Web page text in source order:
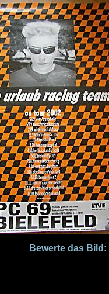
Bewerte das Bild: